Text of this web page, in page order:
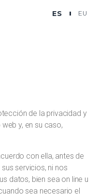
ES EU
de la privacidad y
y, en su caso,
con ella, antes de
servicios, ni nos
datos, bien sea on line u
sea necesario el